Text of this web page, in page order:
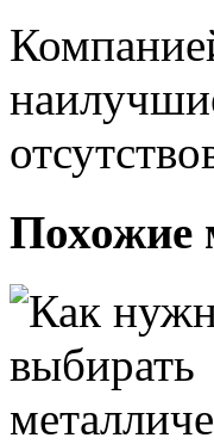
Похожие